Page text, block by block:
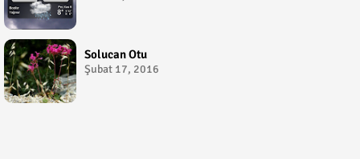
Solucan Otu
Şubat 17, 2016